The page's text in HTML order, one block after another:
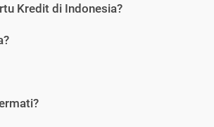
Kredit di Indonesia?